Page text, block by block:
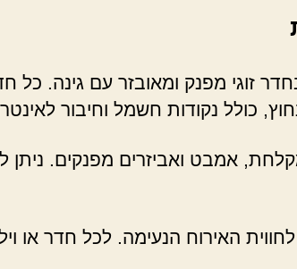
זוגי מפנק ומאובזר עם גינה.
כולל נקודות חשמל וחיבור
אמבט ואביזרים מפנקים. ניתן
האירוח הנעימה. לכל חדר או